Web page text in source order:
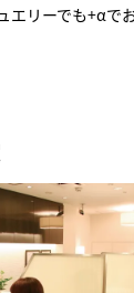
エリーでも+αで